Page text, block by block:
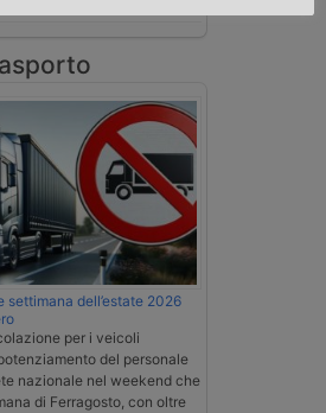
settimana dell’estate 2026
per i veicoli
del personale
nazionale nel weekend che
di Ferragosto, con oltre